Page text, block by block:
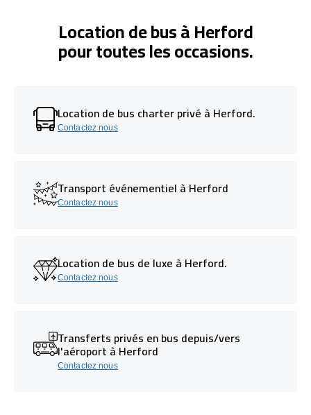
Location de bus à Herford
pour toutes les occasions.
Location de bus charter privé à Herford.
Contactez nous
Transport événementiel à Herford
Contactez nous
Location de bus de luxe à Herford.
Contactez nous
Transferts privés en bus depuis/vers
l'aéroport à Herford
Contactez nous